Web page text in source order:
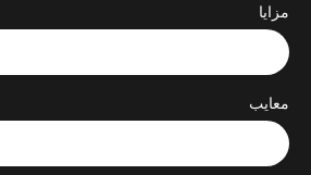
مزایا
معایب